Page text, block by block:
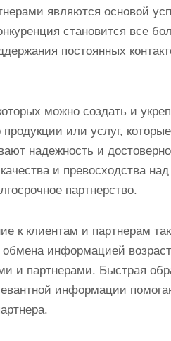
являются основой
становится все
постоянных
можно создать и
или услуг,
надежность и
и превосходства над
партнерство.
к клиентам и партнерам
информацией
и партнерами. Быстрая
информации